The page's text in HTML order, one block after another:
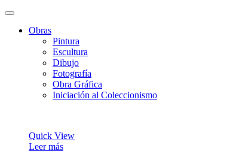
Obras
Pintura
Escultura
Dibujo
Fotografía
Obra Gráfica
Iniciación al Coleccionismo
Quick View
Leer más